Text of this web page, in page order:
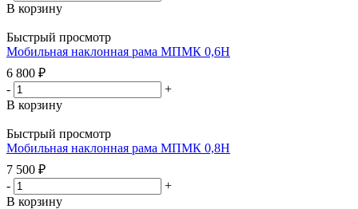
В корзину
Быстрый просмотр
Мобильная наклонная рама МПМК 0,6Н
6 800 ₽
-
+
В корзину
Быстрый просмотр
Мобильная наклонная рама МПМК 0,8Н
7 500 ₽
-
+
В корзину